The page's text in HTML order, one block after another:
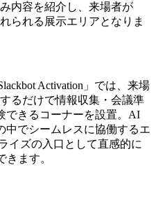
内容を紹介し、来場者が
られる展示エリアとなりま
Activation」では、来場
るだけで情報収集・会議準
できるコーナーを設置。AI
中でシームレスに協働するエ
イズの入口として直感的に
ます。